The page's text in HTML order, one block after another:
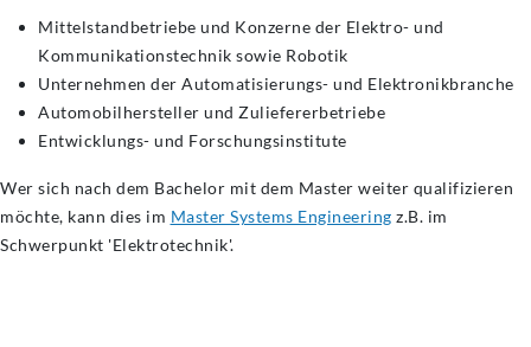
Mittelstandbetriebe und Konzerne der Elektro- und
Kommunikationstechnik sowie Robotik
Unternehmen der Automatisierungs- und Elektronikbranche
Automobilhersteller und Zuliefererbetriebe
Entwicklungs- und Forschungsinstitute
Wer sich nach dem Bachelor mit dem Master weiter qualifizieren
möchte, kann dies im Master Systems Engineering z.B. im
Schwerpunkt 'Elektrotechnik'.